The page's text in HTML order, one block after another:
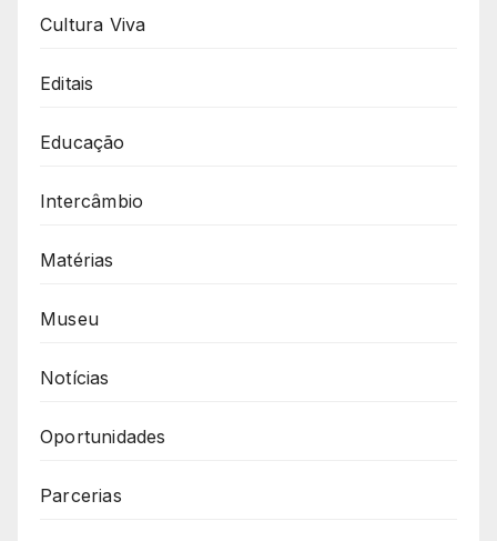
Cultura Viva
Editais
Educação
Intercâmbio
Matérias
Museu
Notícias
Oportunidades
Parcerias